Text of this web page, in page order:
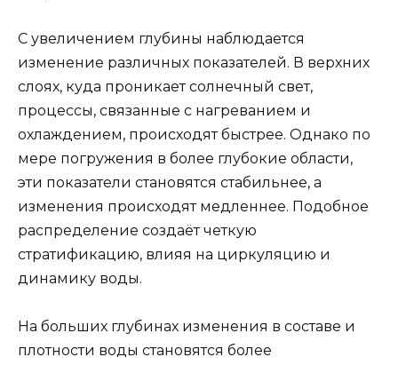
С увеличением глубины наблюдается
изменение различных показателей. В верхних
слоях, куда проникает солнечный свет,
процессы, связанные с нагреванием и
охлаждением, происходят быстрее. Однако по
мере погружения в более глубокие области,
эти показатели становятся стабильнее, а
изменения происходят медленнее. Подобное
распределение создаёт четкую
стратификацию, влияя на циркуляцию и
динамику воды.
На больших глубинах изменения в составе и
плотности воды становятся более